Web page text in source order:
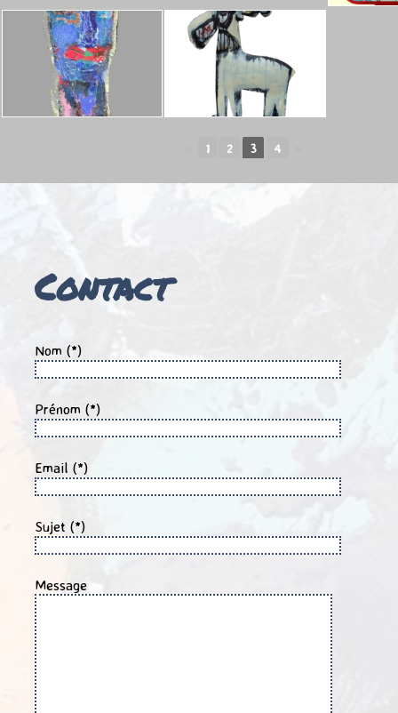
1 2 3 4
Contact
Nom (*)
Prénom (*)
Email (*)
Sujet (*)
Message